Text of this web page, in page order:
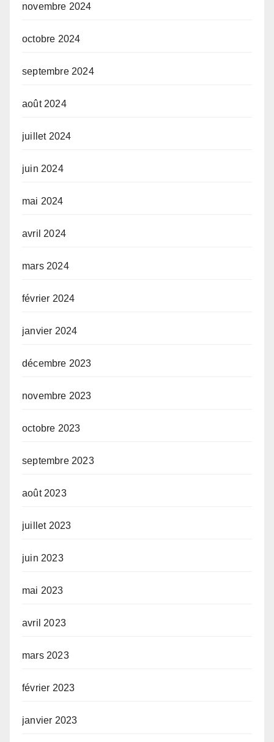
novembre 2024
octobre 2024
septembre 2024
août 2024
juillet 2024
juin 2024
mai 2024
avril 2024
mars 2024
février 2024
janvier 2024
décembre 2023
novembre 2023
octobre 2023
septembre 2023
août 2023
juillet 2023
juin 2023
mai 2023
avril 2023
mars 2023
février 2023
janvier 2023